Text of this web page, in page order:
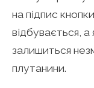
на підпис
відбувається,
залишиться
плутанини.